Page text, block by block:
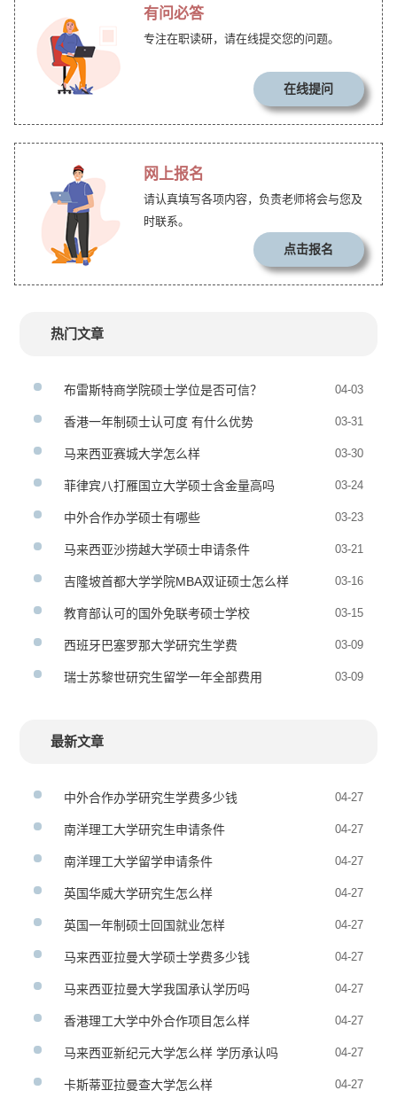
有问必答
专注在职读研，请在线提交您的问题。
在线提问
网上报名
请认真填写各项内容，负责老师将会与您及
时联系。
点击报名
热门文章
布雷斯特商学院硕士学位是否可信？ 04-03
香港一年制硕士认可度 有什么优势 03-31
马来西亚赛城大学怎么样 03-30
菲律宾八打雁国立大学硕士含金量高吗 03-24
中外合作办学硕士有哪些 03-23
马来西亚沙捞越大学硕士申请条件 03-21
吉隆坡首都大学学院MBA双证硕士怎么样 03-16
教育部认可的国外免联考硕士学校 03-15
西班牙巴塞罗那大学研究生学费 03-09
瑞士苏黎世研究生留学一年全部费用 03-09
最新文章
中外合作办学研究生学费多少钱 04-27
南洋理工大学研究生申请条件 04-27
南洋理工大学留学申请条件 04-27
英国华威大学研究生怎么样 04-27
英国一年制硕士回国就业怎样 04-27
马来西亚拉曼大学硕士学费多少钱 04-27
马来西亚拉曼大学我国承认学历吗 04-27
香港理工大学中外合作项目怎么样 04-27
马来西亚新纪元大学怎么样 学历承认吗 04-27
卡斯蒂亚拉曼查大学怎么样 04-27